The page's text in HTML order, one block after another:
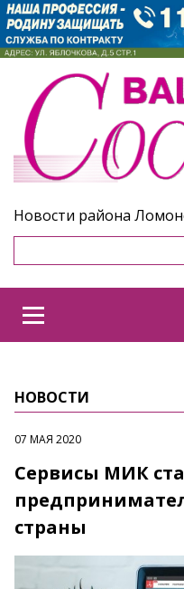
Новости района
НОВОСТИ
07 МАЯ 2020
Сервисы МИК
страны